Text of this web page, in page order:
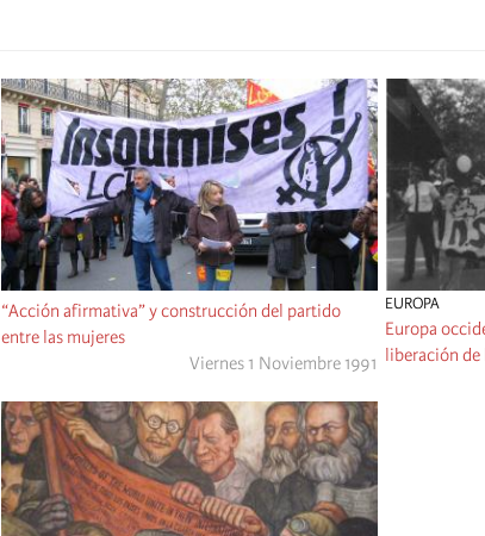
“Acción afirmativa” y construcción del partido
entre las mujeres
Viernes 1 Noviembre 1991
EUROPA
Europa
liberación de